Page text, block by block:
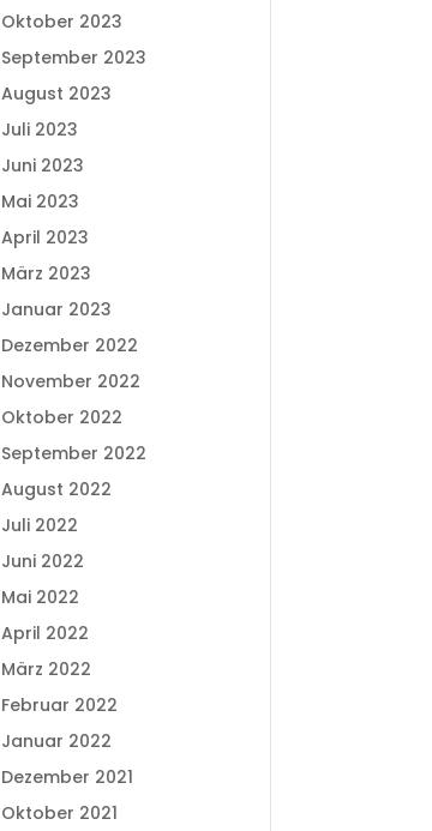
Oktober 2023
September 2023
August 2023
Juli 2023
Juni 2023
Mai 2023
April 2023
März 2023
Januar 2023
Dezember 2022
November 2022
Oktober 2022
September 2022
August 2022
Juli 2022
Juni 2022
Mai 2022
April 2022
März 2022
Februar 2022
Januar 2022
Dezember 2021
Oktober 2021